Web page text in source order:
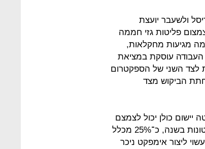
ולשעבר יועצת
פליטות גזי חממה
מפליטות גזי החממה מגיעות מחקלאות,
העבודה עוסקת במציאת
לצד השני של הספקטרום
הביקוש מצד
כולן יכול לצמצם
את פליטות הפחמן באיחוד האירופי בהיקף של 100 מיליון טונות בשנה, כ־25% מכלל
ליצור אימפקט ניכר